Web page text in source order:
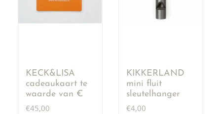
KECK&LISA
cadeaukaart te
waarde van €
50,00
€45,00
KIKKERLAND
mini fluit
sleutelhanger
€4,00